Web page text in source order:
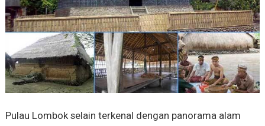
Pulau Lombok selain terkenal dengan panorama alam